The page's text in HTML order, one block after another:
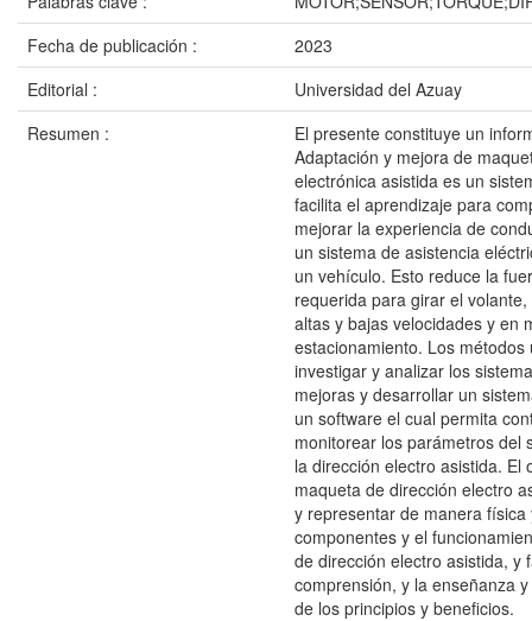
Fecha de publicación :
2023
Editorial :
Universidad del Azuay
Resumen :
El presente constituye un
Adaptación y mejora de
electrónica asistida es un
facilita el aprendizaje para
mejorar la experiencia de
un sistema de asistencia
un vehículo. Esto reduce la
requerida para girar el
altas y bajas velocidades y en
estacionamiento. Los métodos
investigar y analizar los
mejoras y desarrollar un
un software el cual permita
monitorear los parámetros del
la dirección electro asistida. El
maqueta de dirección electro
y representar de manera física
componentes y el
de dirección electro asistida, y
comprensión, y la enseñanza
de los principios y beneficios.